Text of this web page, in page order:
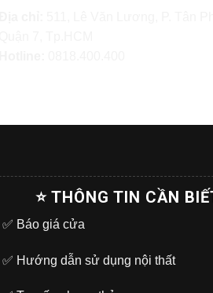
⭐ THÔNG TIN CẦN
✅ Báo giá cửa
✅ Hướng dẫn sử dụng nội thất